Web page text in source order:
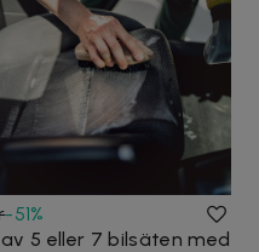
-51%
5 eller 7 bilsäten med